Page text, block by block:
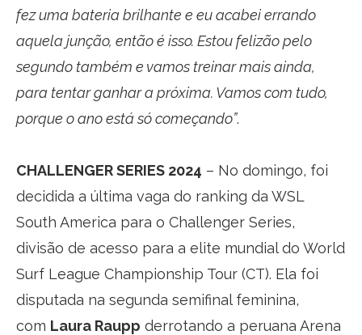
fez uma bateria brilhante e eu acabei errando
aquela junção, então é isso. Estou felizão pelo
segundo também e vamos treinar mais ainda,
para tentar ganhar a próxima. Vamos com tudo,
porque o ano está só começando”.
CHALLENGER SERIES 2024 – No domingo, foi
decidida a última vaga do ranking da WSL
South America para o Challenger Series,
divisão de acesso para a elite mundial do World
Surf League Championship Tour (CT). Ela foi
disputada na segunda semifinal feminina,
com Laura Raupp derrotando a peruana Arena